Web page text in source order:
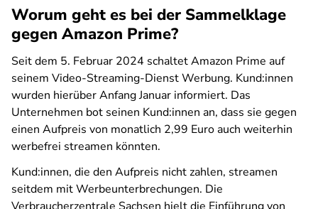
Worum geht es bei der Sammelklage
gegen Amazon Prime?
Seit dem 5. Februar 2024 schaltet Amazon Prime auf
seinem Video-Streaming-Dienst Werbung. Kund:innen
wurden hierüber Anfang Januar informiert. Das
Unternehmen bot seinen Kund:innen an, dass sie gegen
einen Aufpreis von monatlich 2,99 Euro auch weiterhin
werbefrei streamen könnten.
Kund:innen, die den Aufpreis nicht zahlen, streamen
seitdem mit Werbeunterbrechungen. Die